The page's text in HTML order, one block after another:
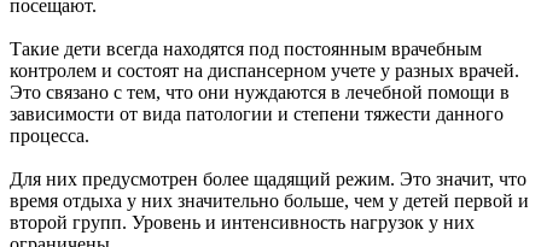
посещают.
Такие дети всегда находятся под постоянным врачебным
контролем и состоят на диспансерном учете у разных врачей.
Это связано с тем, что они нуждаются в лечебной помощи в
зависимости от вида патологии и степени тяжести данного
процесса.
Для них предусмотрен более щадящий режим. Это значит, что
время отдыха у них значительно больше, чем у детей первой и
второй групп. Уровень и интенсивность нагрузок у них